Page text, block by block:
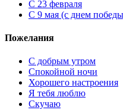
С 23 февраля
С 9 мая (с днем
Пожелания
С добрым утром
Спокойной ночи
Хорошего настроения
Я тебя люблю
Скучаю